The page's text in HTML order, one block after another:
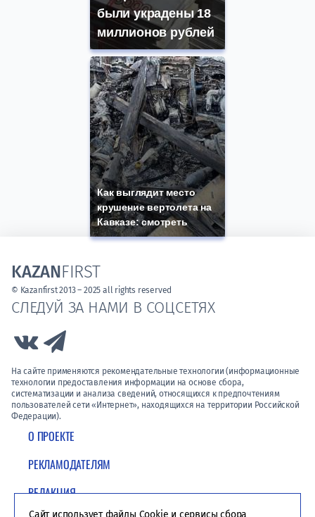
были украдены 18
миллионов рублей
Как выглядит место
крушение вертолета на
Кавказе: смотреть
О ПРОЕКТЕ
РЕКЛАМОДАТЕЛЯМ
РЕДАКЦИЯ
СЛЕДУЙ ЗА НАМИ В СОЦСЕТЯХ
Link to Vk
На сайте применяются рекомендательные технологии (информационные
технологии предоставления информации на основе сбора,
систематизации и анализа сведений, относящихся к предпочтениям
пользователей сети «Интернет», находящихся на территории Российской
Федерации).
KAZANFIRST
© Kazanfirst 2013 – 2025 all rights reserved
Сайт использует файлы Cookie и сервисы сбора